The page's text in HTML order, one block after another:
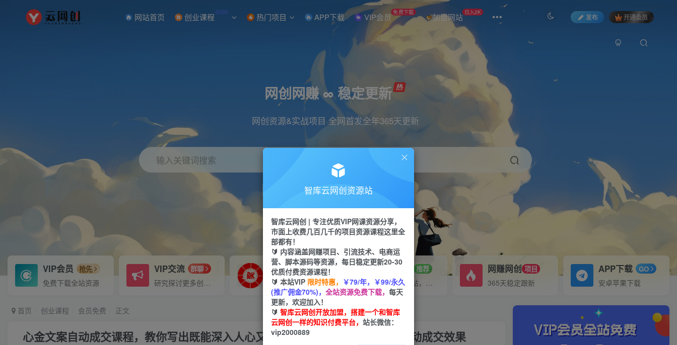
网站首页 创业课程 NEW 热门项目 APP下载 VIP会员 免费下载 加盟网站 日入2K
发布 开通会员
网创网赚 ∞ 稳定更新
网创资源&实战项目 全网首发全年365天更新
输入关键词搜索
直播 小红书 剪辑
VIP会员 抢先
免费下载全站资源
VIP交流 群聊
研究探讨更多创业项目路子。
VIP推广
70%分佣
会员专属推广链接
招募站长 推荐
搭建同款网站，自己当老板
网赚网创 项目
365天稳定跟新
APP下载 GO
安卓苹果下载
首页 创业课程 会员免费 正文
心金文案自动成交课程，教你写出既能深入人心又能吸金的文案，实现朋友圈自动成交效果
智库云网创资源站
智库云网创 | 专注优质VIP网课资源分享，
市面上收费几百几千的项目资源课程这里全
部都有！
🔰 内容涵盖网赚项目、引流技术、电商运
营、脚本源码等资源，每日稳定更新20-30
优质付费资源课程！
🔰 本站VIP 限时特惠， ￥79/年，￥99/永久
(推广佣金70%)， 全站资源免费下载， 每天
更新，欢迎加入！
🔰 智库云网创开放加盟，搭建一个和智库
云网创一样的知识付费平台， 站长微信：
vip2000889